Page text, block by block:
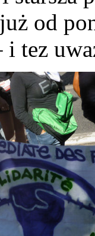
od
tez